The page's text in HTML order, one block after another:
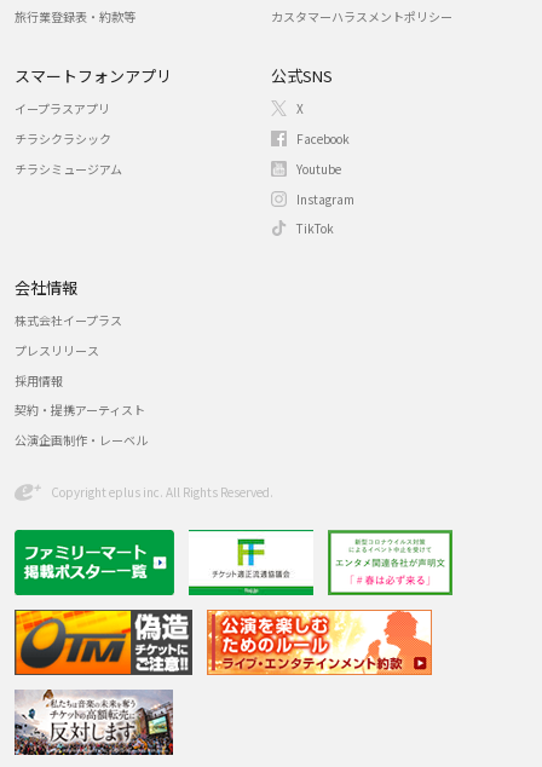
旅行業登録表・約款等
カスタマーハラスメントポリシー
スマートフォンアプリ
イープラスアプリ
チラシクラシック
チラシミュージアム
公式SNS
X
Facebook
Youtube
Instagram
TikTok
会社情報
株式会社イープラス
プレスリリース
採用情報
契約・提携アーティスト
公演企画制作・レーベル
Copyright eplus inc. All Rights Reserved.